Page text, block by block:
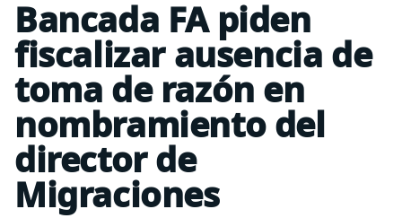
Bancada FA piden
fiscalizar ausencia de
toma de razón en
nombramiento del
director de
Migraciones